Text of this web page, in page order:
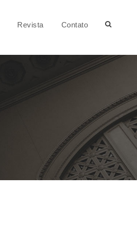
Revista Contato